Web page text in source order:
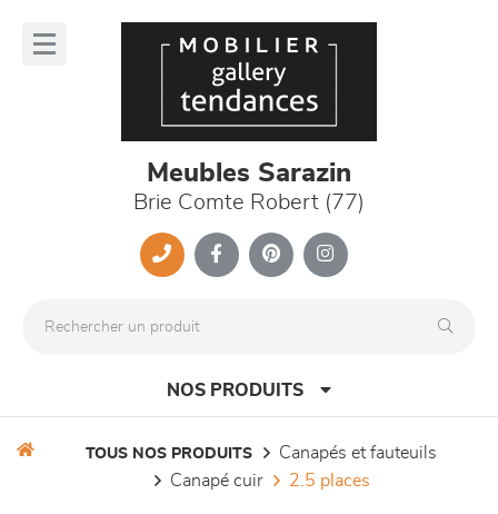
Meubles Sarazin
Brie Comte Robert (77)
NOS PRODUITS
TOUS NOS PRODUITS
canapés et fauteuils
canapé cuir
2.5 places